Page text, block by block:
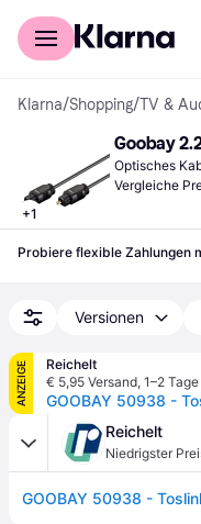
Für Shopper
Klarna/Shopping/TV &
+1
Goobay
Optisches
Vergleiche
Probiere flexible Zahlungen
Versionen
ANZEIGE
Reichelt
€ 5,95 Versand, 1–2 Tage
GOOBAY 50938 -
Reichelt
Niedrigster
GOOBAY 50938 -